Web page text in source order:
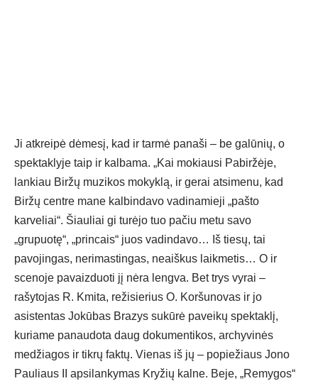
Ji atkreipė dėmesį, kad ir tarmė panaši – be galūnių, o
spektaklyje taip ir kalbama. „Kai mokiausi Pabiržėje,
lankiau Biržų muzikos mokyklą, ir gerai atsimenu, kad
Biržų centre mane kalbindavo vadinamieji „pašto
karveliai“. Šiauliai gi turėjo tuo pačiu metu savo
„grupuotę“, „princais“ juos vadindavo… Iš tiesų, tai
pavojingas, nerimastingas, neaiškus laikmetis… O ir
scenoje pavaizduoti jį nėra lengva. Bet trys vyrai –
rašytojas R. Kmita, režisierius O. Koršunovas ir jo
asistentas Jokūbas Brazys sukūrė paveikų spektaklį,
kuriame panaudota daug dokumentikos, archyvinės
medžiagos ir tikrų faktų. Vienas iš jų – popiežiaus Jono
Pauliaus II apsilankymas Kryžių kalne. Beje, „Remygos“